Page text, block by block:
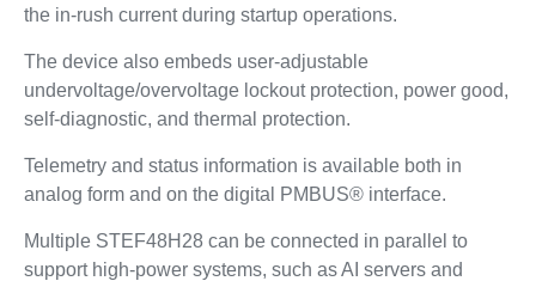
the in-rush current during startup operations.
The device also embeds user-adjustable
undervoltage/overvoltage lockout protection, power good,
self-diagnostic, and thermal protection.
Telemetry and status information is available both in
analog form and on the digital PMBUS® interface.
Multiple STEF48H28 can be connected in parallel to
support high-power systems, such as AI servers and